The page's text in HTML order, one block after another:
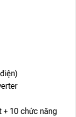
+ 10 chức năng